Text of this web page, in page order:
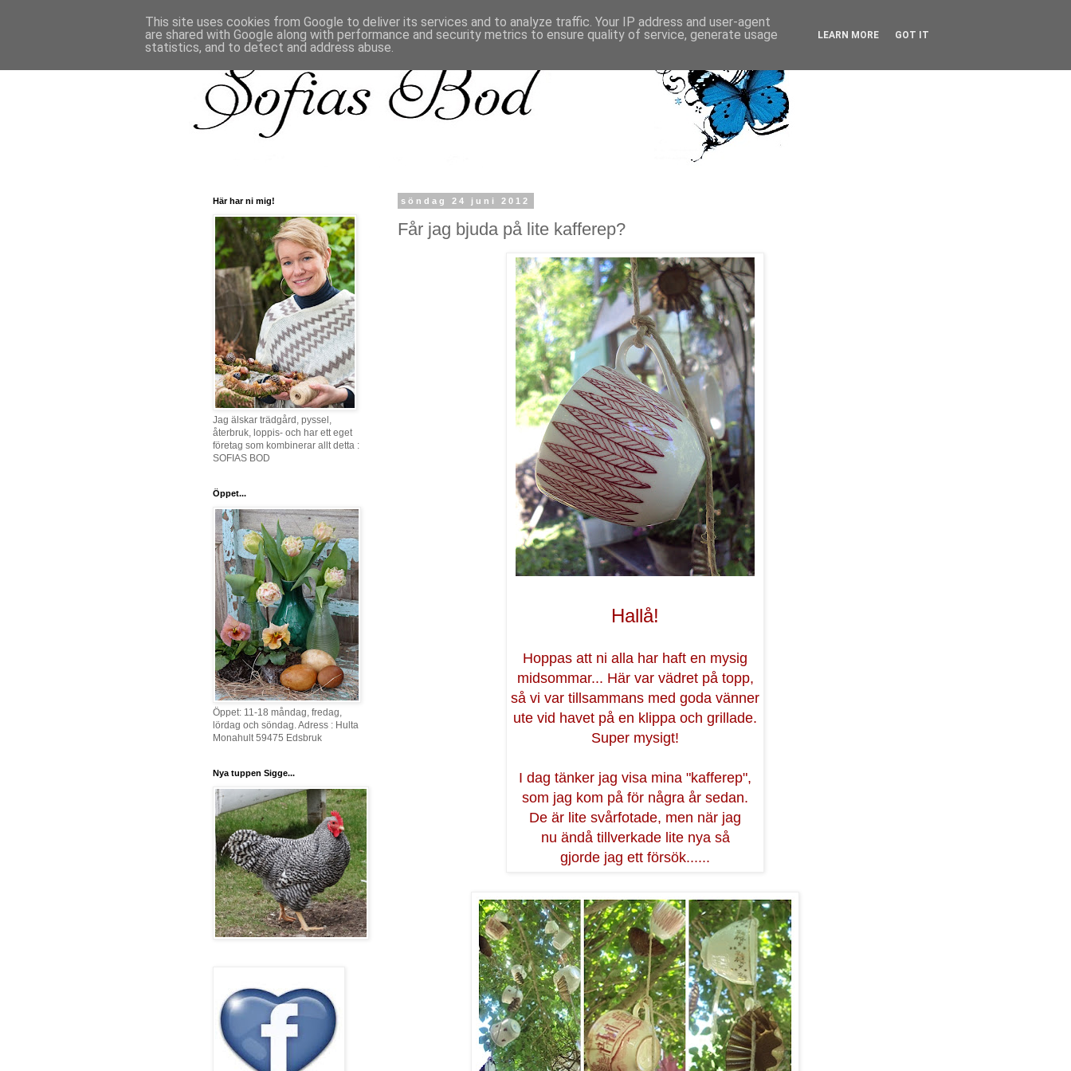
söndag 24 juni 2012
Får jag bjuda på lite kafferep?
Hallå!
Hoppas att ni alla har haft en mysig
midsommar... Här var vädret på topp,
så vi var tillsammans med goda vänner
ute vid havet på en klippa och grillade.
Super mysigt!
I dag tänker jag visa mina "kafferep",
som jag kom på för några år sedan.
De är lite svårfotade, men när jag
nu ändå tillverkade lite nya så
gjorde jag ett försök......
Här har ni mig!
Jag älskar trädgård, pyssel,
återbruk, loppis- och har ett eget
företag som kombinerar allt detta :
SOFIAS BOD
Öppet...
Öppet: 11-18 måndag, fredag,
lördag och söndag. Adress : Hulta
Monahult 59475 Edsbruk
Nya tuppen Sigge...
This site uses cookies from Google to deliver its services and to analyze traffic. Your IP address and user-agent
are shared with Google along with performance and security metrics to ensure quality of service, generate usage
statistics, and to detect and address abuse.
LEARN MORE GOT IT